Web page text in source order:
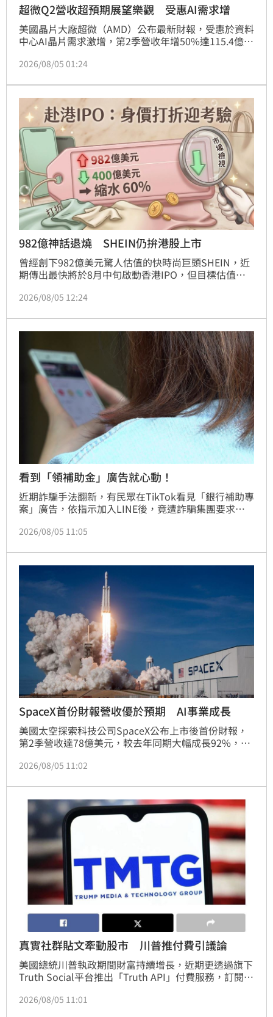
超微Q2營收超預期展望樂觀 受惠AI需求增
美國晶片大廠超微（AMD）公布最新財報，受惠於資料
中心AI晶片需求激增，第2季營收年增50%達115.4億美
積極布局AI基礎設施，並計畫向Meta、OpenAI及
位。儘管第3季營收展望高達130億美元，但因部分市
場預期更高，導致盤後股價重挫逾7%。此次財報顯示
超微AI策略逐漸奏效，投資人仍密切關注其長期競爭力
與獲利成長空間，提醒投資人應審慎評估市場風險。
2026/08/05 01:24
982億神話退燒 SHEIN仍拚港股上市
曾經創下982億美元驚人估值的快時尚巨頭SHEIN，近
期傳出最快將於8月中旬啟動香港IPO，但目標估值下
消費環境變遷、美國小額豁免政策改變及監管壓力影
壁後，SHEIN轉向香港資本市場，此次赴港上市不僅是
籌資，更被視為是公司在估值大幅修正後，向全球投資
人重新證明其商業模式價值的關鍵考驗，其後續表現將
成為快時尚產業發展的重要指標。
2026/08/05 12:24
看到「領補助金」廣告就心動！
近期詐騙手法翻新，有民眾在TikTok看見「銀行補助專
案」廣告，依指示加入LINE後，竟遭詐騙集團要求申
出卡片後，對方隨即失聯，驚覺受騙。警政署「165打
不會透過社群私下辦理，更不會要求民眾申辦SIM卡。
SIM卡屬重要電信個資，切勿交給陌生人或寄送給不明
單位。民眾若有補助疑問，應直接向鄉鎮區公所或社會
局處諮詢，切勿輕信網路廣告，以免個資遭盜用淪為詐
騙人頭戶，陷入法律糾紛。
2026/08/05 11:05
SpaceX首份財報營收優於預期 AI事業成長
美國太空探索科技公司SpaceX公布上市後首份財報，
第2季營收達78億美元，較去年同期大幅成長92%，優
的強勁表現，營收顯著提升，但也因投入183.7億美元
元。SpaceX目前正積極推動AI優先策略，包含與輝達
合作開發軌道運算衛星。然而隨IPO鎖定期屆滿，加上
AI業務初期獲利壓力，導致股價波動，投資人正密切關
注公司在擴大市場覆蓋率的同時，能否有效改善網路經
濟效益。投資人應謹慎評估相關風險。
2026/08/05 11:02
真實社群貼文牽動股市 川普推付費引議論
美國總統川普執政期間財富持續增長，近期更透過旗下
Truth Social平台推出「Truth API」付費服務，訂閱者
普發布的訊息。由於川普的貼文常牽動國際市場波動，
2026/08/05 11:01